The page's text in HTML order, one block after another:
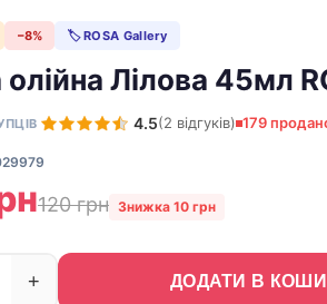
−8% 🏷 ROSA Gallery
Лілова 45мл
4.5(2 відгуків) 179
120 грн Знижка 10 грн
+ ДОДАТИ В